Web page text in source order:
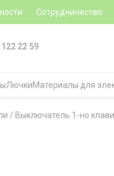
Сотрудничество
22 59
ЛючкиМатериалы для
/ Выключатель 1-но